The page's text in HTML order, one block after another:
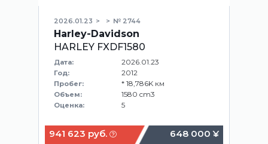
2026.01.23 № 2744
Harley-Davidson
HARLEY FXDF1580
Дата: 2026.01.23
Год: 2012
Пробег: * 18,786K км
Объем: 1580 cm3
Оценка: 5
941 623 руб. 648 000 ¥